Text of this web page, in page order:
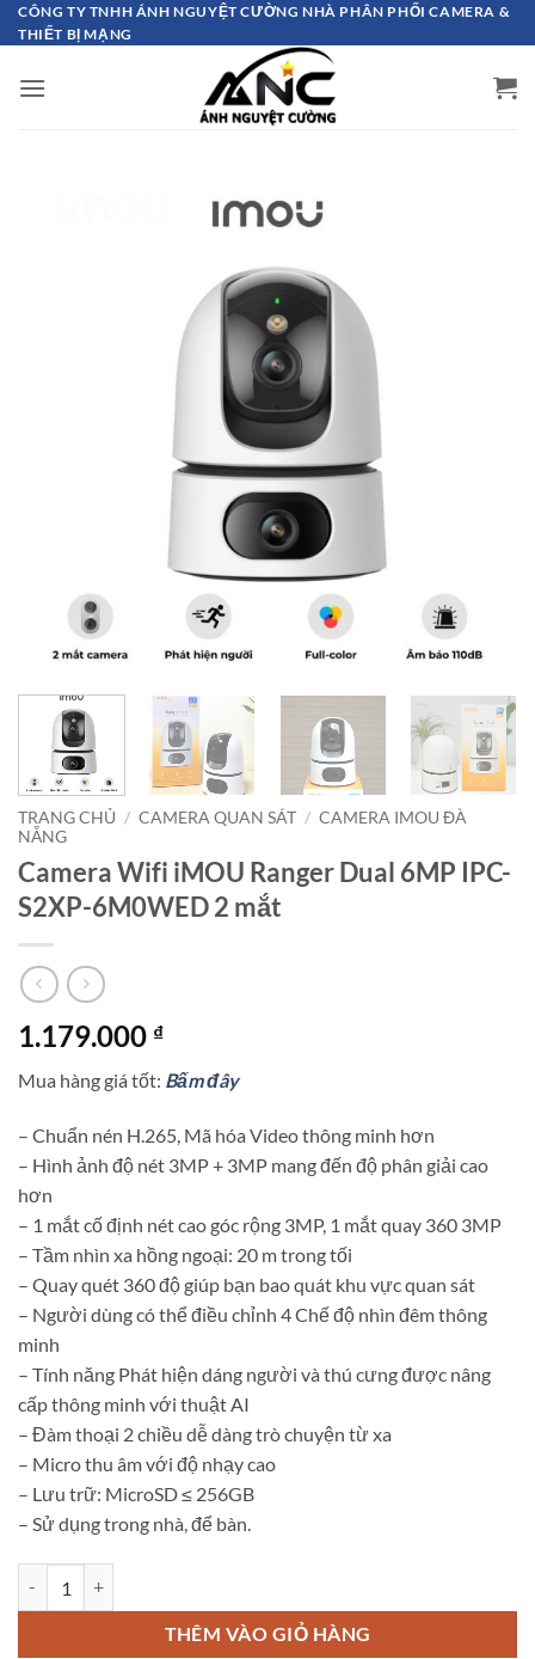
Bỏ
qua
dung
CÔNG TY TNHH ÁNH NGUYỆT CƯỜNG NHÀ PHÂN PHỐI CAMERA &
THIẾT BỊ MẠNG
TRANG CHỦ / CAMERA QUAN SÁT / CAMERA IMOU ĐÀ
NẴNG
Camera Wifi iMOU Ranger Dual 6MP IPC-
S2XP-6M0WED 2 mắt
1.179.000 ₫
Mua hàng giá tốt: Bấm đây
– Chuẩn nén H.265, Mã hóa Video thông minh hơn
– Hình ảnh độ nét 3MP + 3MP mang đến độ phân giải cao
hơn
– 1 mắt cố định nét cao góc rộng 3MP, 1 mắt quay 360 3MP
– Tầm nhìn xa hồng ngoại: 20 m trong tối
– Quay quét 360 độ giúp bạn bao quát khu vực quan sát
– Người dùng có thể điều chỉnh 4 Chế độ nhìn đêm thông
minh
– Tính năng Phát hiện dáng người và thú cưng được nâng
cấp thông minh với thuật AI
– Đàm thoại 2 chiều dễ dàng trò chuyện từ xa
– Micro thu âm với độ nhạy cao
– Lưu trữ: MicroSD ≤ 256GB
– Sử dụng trong nhà, để bàn.
THÊM VÀO GIỎ HÀNG